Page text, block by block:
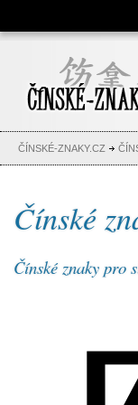
Čínské znaky,
slovník,
ČÍNSKÉ-ZNAKY.CZ
Čínské
Čínské znaky pro